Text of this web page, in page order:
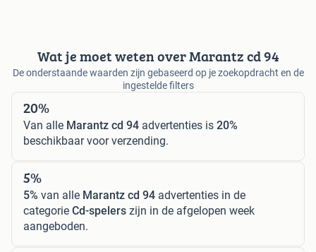
Wat je moet weten over Marantz cd 94
De onderstaande waarden zijn gebaseerd op je zoekopdracht en de
ingestelde filters
20%
Van alle Marantz cd 94 advertenties is 20%
beschikbaar voor verzending.
5%
5% van alle Marantz cd 94 advertenties in de
categorie Cd-spelers zijn in de afgelopen week
aangeboden.